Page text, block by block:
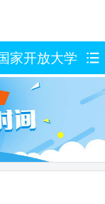
家开放大学